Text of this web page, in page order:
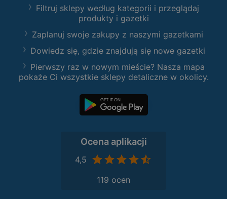
Filtruj sklepy według kategorii i przeglądaj
produkty i gazetki
Zaplanuj swoje zakupy z naszymi gazetkami
Dowiedz się, gdzie znajdują się nowe gazetki
Pierwszy raz w nowym mieście? Nasza mapa
pokaże Ci wszystkie sklepy detaliczne w okolicy.
Ocena aplikacji
4,5
119 ocen